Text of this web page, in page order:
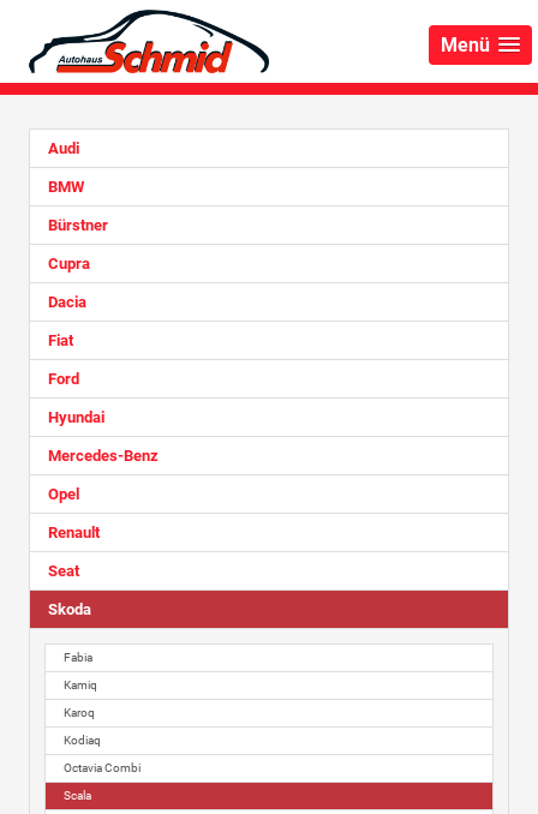
Menü
Audi
BMW
Bürstner
Cupra
Dacia
Fiat
Ford
Hyundai
Mercedes-Benz
Opel
Renault
Seat
Skoda
Fabia
Kamiq
Karoq
Kodiaq
Octavia Combi
Scala